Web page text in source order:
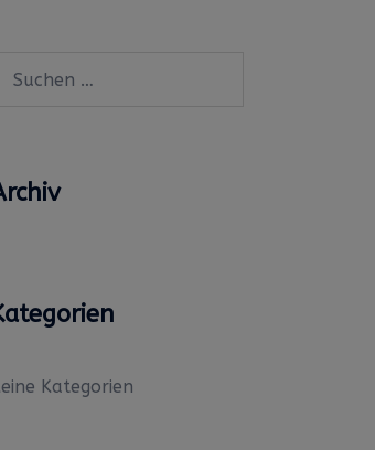
nach:
Kategorien